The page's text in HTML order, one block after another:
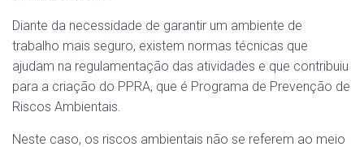
Diante da necessidade de garantir um ambiente de
trabalho mais seguro, existem normas técnicas que
ajudam na regulamentação das atividades e que contribuiu
para a criação do PPRA, que é Programa de Prevenção de
Riscos Ambientais.
Neste caso, os riscos ambientais não se referem ao meio